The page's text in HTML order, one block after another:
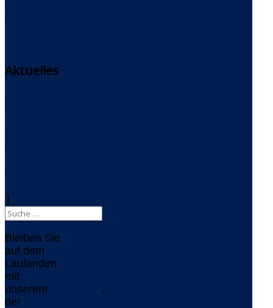
Aktuelles
|
Bleiben Sie
auf dem
Laufenden
mit
unserem
,
der